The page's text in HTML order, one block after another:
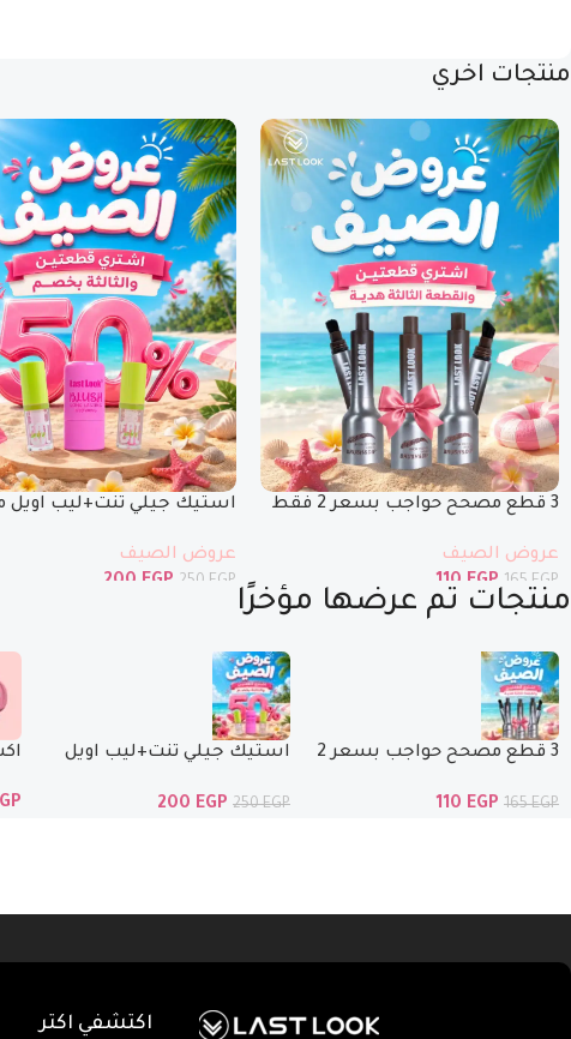
منتجات اخري
3 قطع مصحح حواجب بسعر 2 فقط
عروض الصيف
165 EGP
110 EGP
استيك جيلي تنت+ليب اويل
عروض الصيف
250 EGP
200 EGP
منتجات تم عرضها مؤخرًا
3 قطع مصحح حواجب بسعر 2
165EGP
110 EGP
استيك جيلي تنت+ليب اويل
السعر
250EGP
200 EGP
اكتشفي اكتر